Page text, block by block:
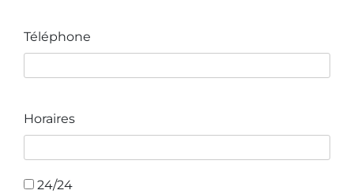
Téléphone
Horaires
24/24